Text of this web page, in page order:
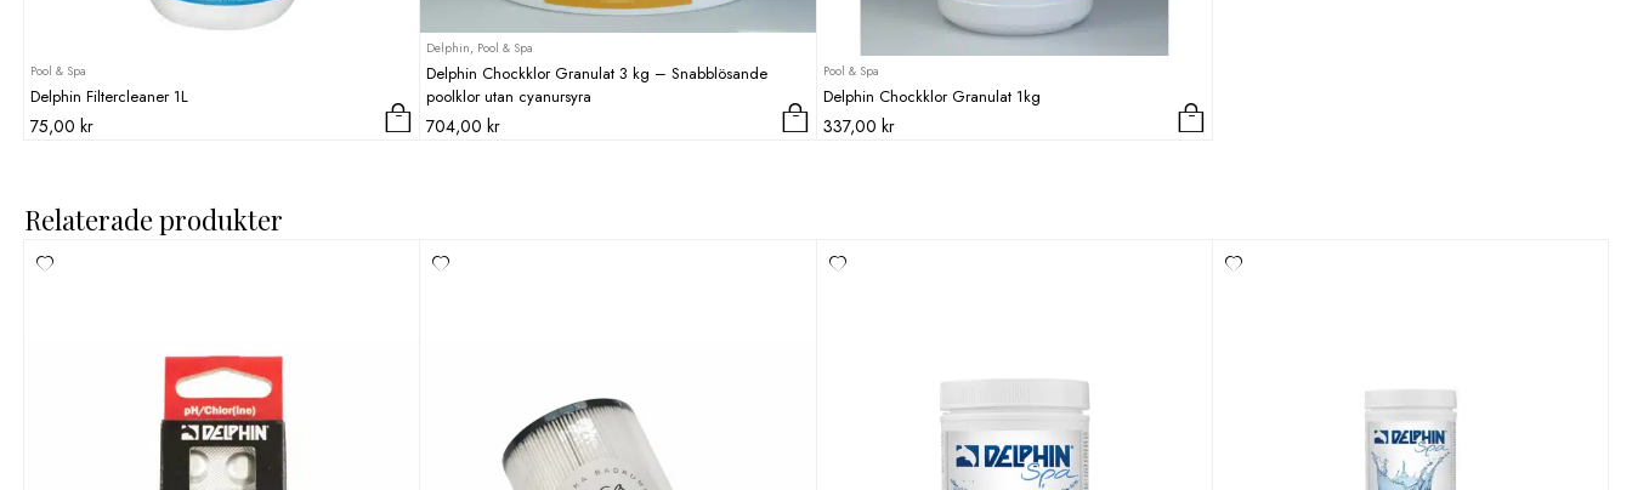
Pool & Spa
Delphin Filtercleaner 1L
75,00 kr
Delphin, Pool & Spa
Delphin Chockklor Granulat 3 kg – Snabblösande
poolklor utan cyanursyra
704,00kr
Pool & Spa
Delphin Chockklor Granulat 1kg
337,00 kr
Relaterade produkter